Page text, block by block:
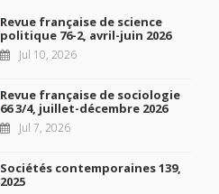
Revue française de science
politique 76-2, avril-juin 2026
Jul 10, 2026
Revue française de sociologie
66 3/4, juillet-décembre 2026
Jul 7, 2026
Sociétés contemporaines 139,
2025